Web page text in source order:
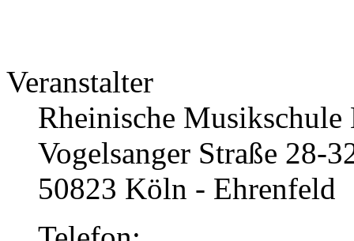
Veranstalter
Rheinische
Vogelsanger Straße 28-
50823 Köln - Ehrenfeld